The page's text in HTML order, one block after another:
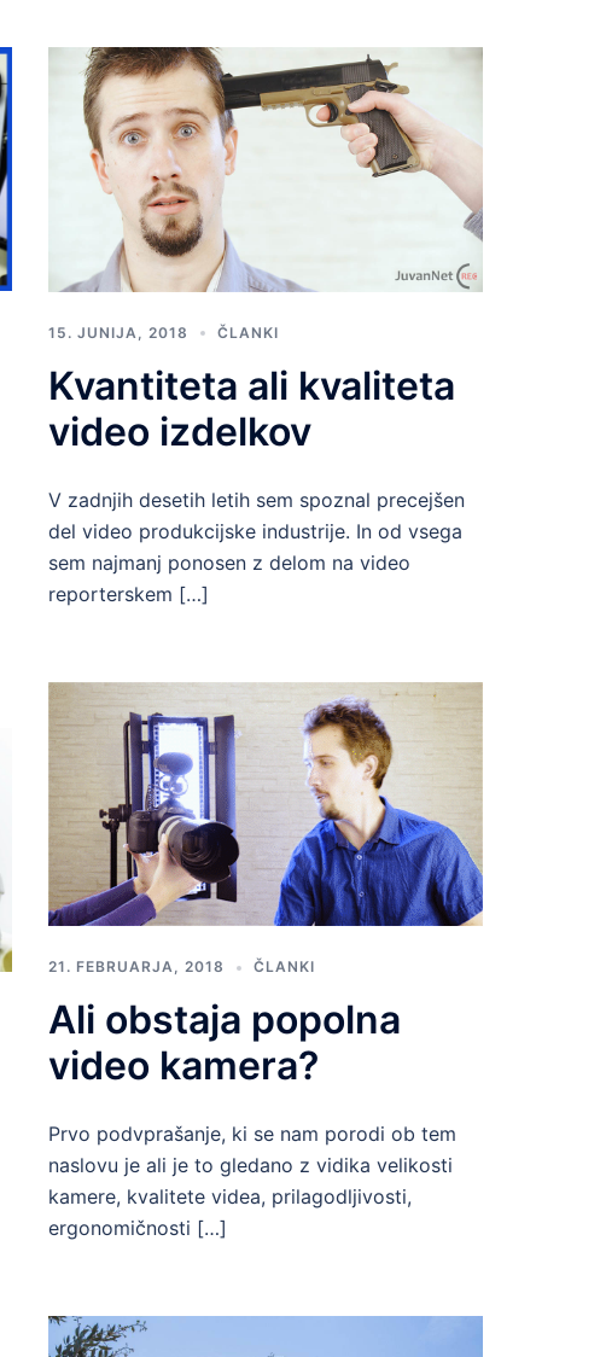
15. JUNIJA, 2018 ČLANKI
Kvantiteta ali kvaliteta
video izdelkov
V zadnjih desetih letih sem spoznal precejšen
del video produkcijske industrije. In od vsega
sem najmanj ponosen z delom na video
reporterskem […]
21. FEBRUARJA, 2018 ČLANKI
Ali obstaja popolna
video kamera?
Prvo podvprašanje, ki se nam porodi ob tem
naslovu je ali je to gledano z vidika velikosti
kamere, kvalitete videa, prilagodljivosti,
ergonomičnosti […]